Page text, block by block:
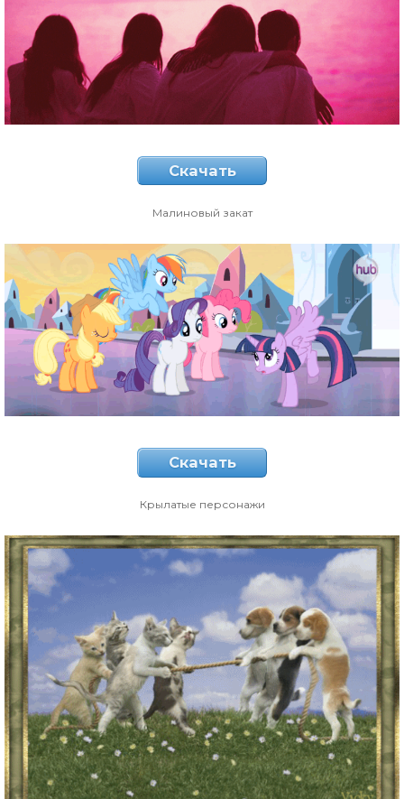
Скачать
Малиновый закат
Скачать
Крылатые персонажи